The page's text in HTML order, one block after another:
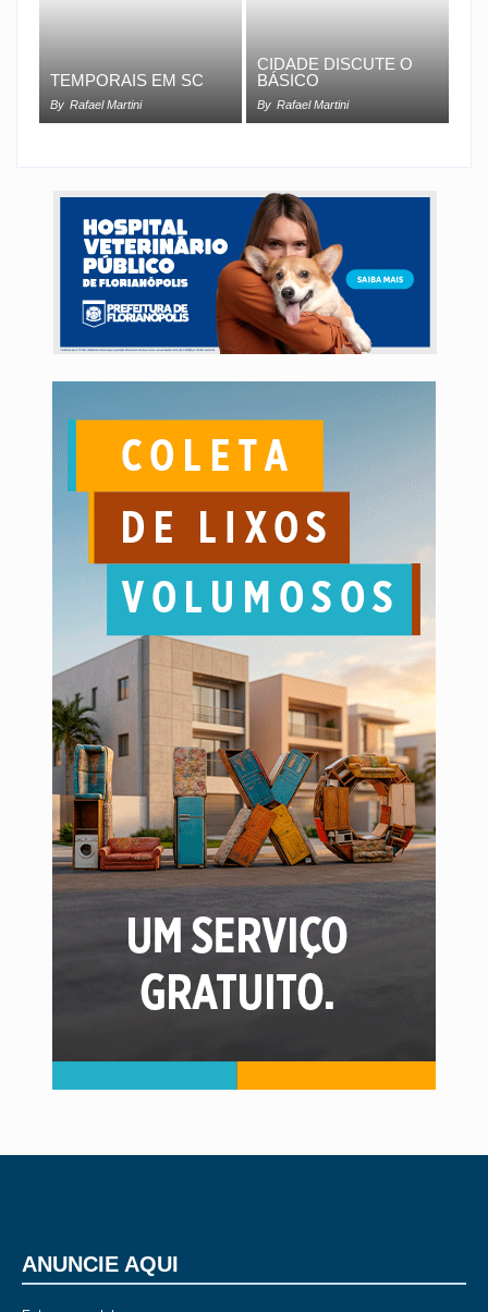
TEMPORAIS EM SC
By Rafael Martini
CIDADE DISCUTE O
BÁSICO
By Rafael Martini
ANUNCIE AQUI